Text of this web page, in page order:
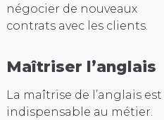
négocier de nouveaux
contrats avec les clients.
Maîtriser l’anglais
La maîtrise de l’anglais est
indispensable au métier.